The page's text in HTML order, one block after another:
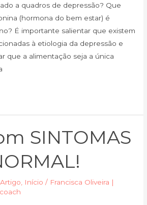
a quadros de depressão? Que
(hormona do bem estar) é
É importante salientar que existem
à etiologia da depressão e
que a alimentação seja a única
SINTOMAS
Artigo Início / Francisca Oliveira |